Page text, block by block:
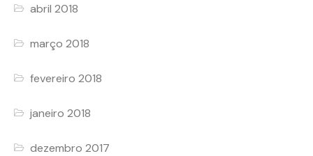
abril 2018
março 2018
fevereiro 2018
janeiro 2018
dezembro 2017